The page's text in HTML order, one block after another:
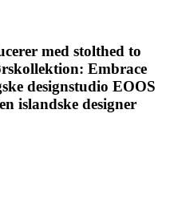
med stolthed to
Embrace
designstudio EOOS
islandske designer